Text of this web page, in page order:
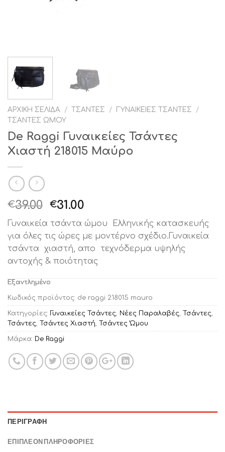
ΑΡΧΙΚΉ ΣΕΛΊΔΑ / ΤΣΆΝΤΕΣ / ΓΥΝΑΙΚΕΊΕΣ ΤΣΆΝΤΕΣ
/
ΤΣΆΝΤΕΣ ΏΜΟΥ
De Raggi Γυναικείες Τσάντες
Χιαστή 218015 Μαύρο
€39.00 Original
price
was:
€39.00.
€31.00
τρέχουσα
τιμή
είναι:
€31.00.
Γυναικεία τσάντα ώμου Ελληνικής κατασκευής
για όλες τις ώρες με μοντέρνο σχέδιο.Γυναικεία
τσάντα χιαστή, απο τεχνόδερμα υψηλής
αντοχής & ποιότητας
Εξαντλημένο
Κωδικός προϊόντος: de raggi 218015 mauro
Κατηγορίες: Γυναικείες Τσάντες, Νέες Παραλαβές, Τσάντες,
Τσάντες, Τσάντες Χιαστή, Τσάντες Ώμου
Μάρκα: De Raggi
ΠΕΡΙΓΡΑΦΉ
ΕΠΙΠΛΈΟΝ ΠΛΗΡΟΦΟΡΊΕΣ